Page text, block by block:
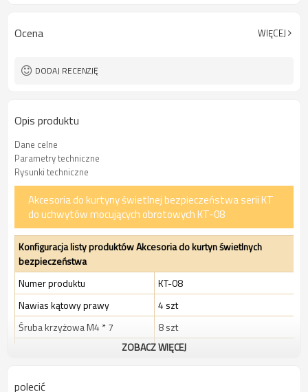
Ocena WIĘCEJ
DODAJ RECENZJĘ
Opis produktu
Dane celne
Parametry techniczne
Rysunki techniczne
Akcesoria do kurtyny świetlnej bezpieczeństwa serii KT
do uchwytów mocujących obrotowych KT-08
Konfiguracja listy produktów Akcesoria do kurtyn świetlnych
bezpieczeństwa
Numer produktu
KT-08
Nawias kątowy prawy
4 szt
Śruba krzyżowa M4 * 7
8 szt
8 szt
ZOBACZ WIĘCEJ
polecić